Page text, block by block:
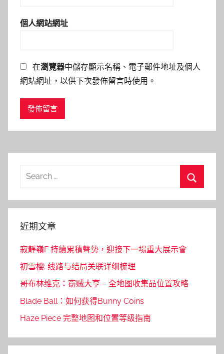
個人網站網址
在瀏覽器中儲存顯示名稱、電子郵件地址及個人
網站網址，以供下次發佈留言時使用。
Search
近期文章
寂靜嶺F 持續累積聲勢，迎接下一場重大展示會
初雪樱: 线路与结局关联详细梳理
哥布林维克：窃贼大亨 – 全地图收集品位置攻略
Blade Ball：如何获得Bunny Coins
Haze Piece 完整地图和位置等级指南